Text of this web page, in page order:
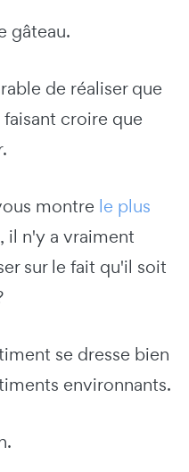
gâteau.
de réaliser que
croire que
montre le plus
, il n'y a vraiment
sur le fait qu'il soit
se dresse bien
environnants.